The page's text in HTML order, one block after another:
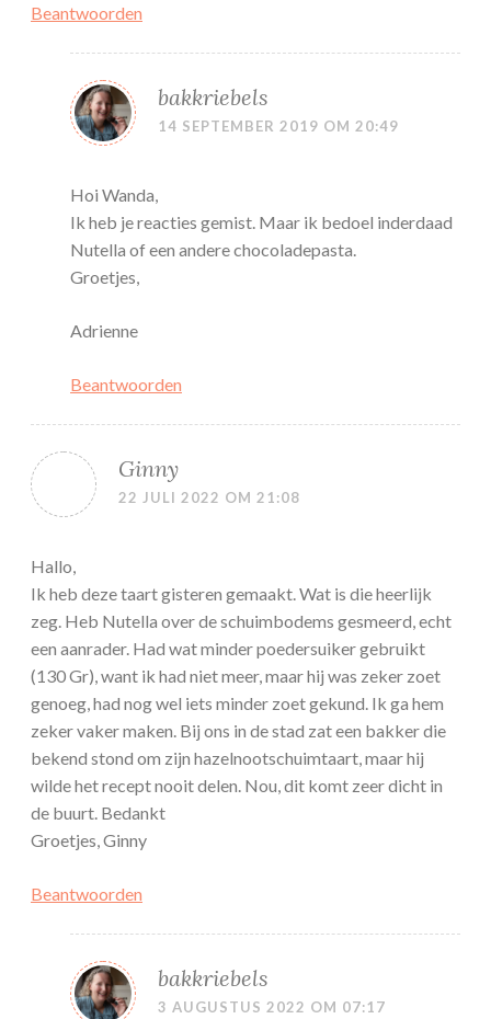
Beantwoorden
bakkriebels
14 SEPTEMBER 2019 OM 20:49
Hoi Wanda,
Ik heb je reacties gemist. Maar ik bedoel inderdaad
Nutella of een andere chocoladepasta.
Groetjes,
Adrienne
Beantwoorden
Ginny
22 JULI 2022 OM 21:08
Hallo,
Ik heb deze taart gisteren gemaakt. Wat is die heerlijk
zeg. Heb Nutella over de schuimbodems gesmeerd, echt
een aanrader. Had wat minder poedersuiker gebruikt
(130 Gr), want ik had niet meer, maar hij was zeker zoet
genoeg, had nog wel iets minder zoet gekund. Ik ga hem
zeker vaker maken. Bij ons in de stad zat een bakker die
bekend stond om zijn hazelnootschuimtaart, maar hij
wilde het recept nooit delen. Nou, dit komt zeer dicht in
de buurt. Bedankt
Groetjes, Ginny
Beantwoorden
bakkriebels
3 AUGUSTUS 2022 OM 07:17